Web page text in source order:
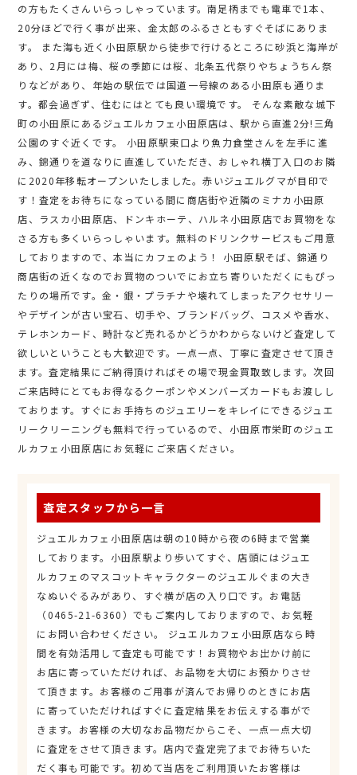
の方もたくさんいらっしゃっています。南足柄までも電車で1本、
20分ほどで行く事が出来、金太郎のふるさともすぐそばにありま
す。 また海も近く小田原駅から徒歩で行けるところに砂浜と海岸が
あり、2月には梅、桜の季節には桜、北条五代祭りやちょうちん祭
りなどがあり、年始の駅伝では国道一号線のある小田原も通りま
す。都会過ぎず、住むにはとても良い環境です。 そんな素敵な城下
町の小田原にあるジュエルカフェ小田原店は、駅から直進2分!三角
公園のすぐ近くです。 小田原駅東口より魚力食堂さんを左手に進
み、錦通りを道なりに直進していただき、おしゃれ横丁入口のお隣
に2020年移転オープンいたしました。赤いジュエルグマが目印で
す！査定をお待ちになっている間に商店街や近隣のミナカ小田原
店、ラスカ小田原店、ドンキホーテ、ハルネ小田原店でお買物をな
さる方も多くいらっしゃいます。無料のドリンクサービスもご用意
しておりますので、本当にカフェのよう！ 小田原駅そば、錦通り
商店街の近くなのでお買物のついでにお立ち寄りいただくにもぴっ
たりの場所です。金・銀・プラチナや壊れてしまったアクセサリー
やデザインが古い宝石、切手や、ブランドバッグ、コスメや香水、
テレホンカード、時計など売れるかどうかわからないけど査定して
欲しいということも大歓迎です。一点一点、丁寧に査定させて頂き
ます。査定結果にご納得頂ければその場で現金買取致します。次回
ご来店時にとてもお得なるクーポンやメンバーズカードもお渡しし
ております。すぐにお手持ちのジュエリーをキレイにできるジュエ
リークリーニングも無料で行っているので、小田原市栄町のジュエ
ルカフェ小田原店にお気軽にご来店ください。
査定スタッフから一言
ジュエルカフェ小田原店は朝の10時から夜の6時まで営業
しております。小田原駅より歩いてすぐ、店頭にはジュエ
ルカフェのマスコットキャラクターのジュエルぐまの大き
なぬいぐるみがあり、すぐ横が店の入り口です。お電話
（0465-21-6360）でもご案内しておりますので、お気軽
にお問い合わせください。 ジュエルカフェ小田原店なら時
間を有効活用して査定も可能です！お買物やお出かけ前に
お店に寄っていただければ、お品物を大切にお預かりさせ
て頂きます。お客様のご用事が済んでお帰りのときにお店
に寄っていただければすぐに査定結果をお伝えする事がで
きます。お客様の大切なお品物だからこそ、一点一点大切
に査定をさせて頂きます。店内で査定完了までお待ちいた
だく事も可能です。初めて当店をご利用頂いたお客様は